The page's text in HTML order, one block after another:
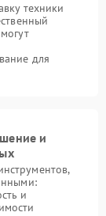
техники
для
и
и